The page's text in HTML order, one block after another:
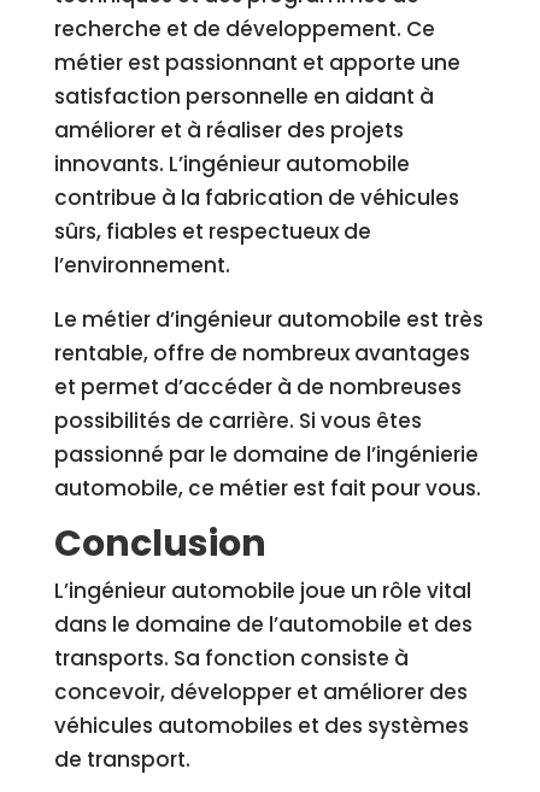
recherche et de développement. Ce
métier est passionnant et apporte une
satisfaction personnelle en aidant à
améliorer et à réaliser des projets
innovants. L’ingénieur automobile
contribue à la fabrication de véhicules
sûrs, fiables et respectueux de
l’environnement.
Le métier d’ingénieur automobile est très
rentable, offre de nombreux avantages
et permet d’accéder à de nombreuses
possibilités de carrière. Si vous êtes
passionné par le domaine de l’ingénierie
automobile, ce métier est fait pour vous.
Conclusion
L’ingénieur automobile joue un rôle vital
dans le domaine de l’automobile et des
transports. Sa fonction consiste à
concevoir, développer et améliorer des
véhicules automobiles et des systèmes
de transport.